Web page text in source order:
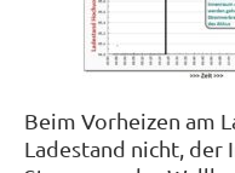
Beim Vorheizen am
Ladestand nicht,